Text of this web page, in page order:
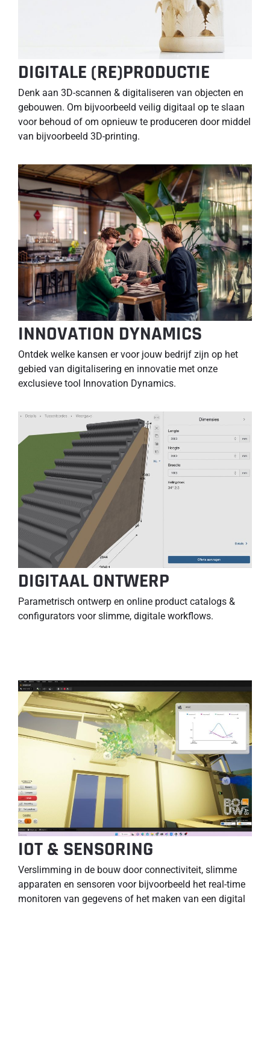
DIGITALE (RE)PRODUCTIE
Denk aan 3D-scannen & digitaliseren van objecten en
gebouwen. Om bijvoorbeeld veilig digitaal op te slaan
voor behoud of om opnieuw te produceren door middel
van bijvoorbeeld 3D-printing.
INNOVATION DYNAMICS
Ontdek welke kansen er voor jouw bedrijf zijn op het
gebied van digitalisering en innovatie met onze
exclusieve tool Innovation Dynamics.
DIGITAAL ONTWERP
Parametrisch ontwerp en online product catalogs &
configurators voor slimme, digitale workflows.
IOT & SENSORING
Verslimming in de bouw door connectiviteit, slimme
apparaten en sensoren voor bijvoorbeeld het real-time
monitoren van gegevens of het maken van een digital